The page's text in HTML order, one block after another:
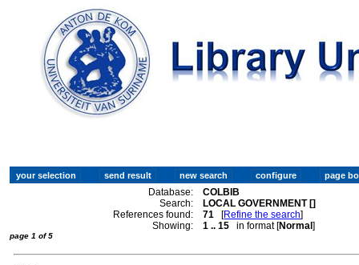
Database:
COLBIB
Search:
LOCAL GOVERNMENT []
References found:
71 [Refine the search]
Showing:
1 .. 15 in format [Normal]
page 1 of 5